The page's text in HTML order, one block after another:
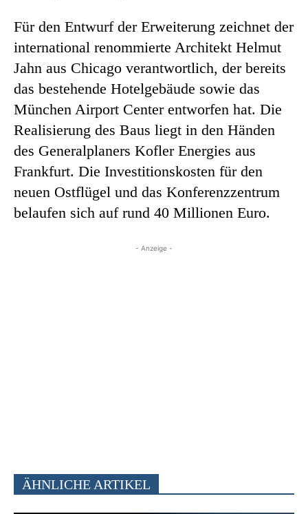
Für den Entwurf der Erweiterung zeichnet der
international renommierte Architekt Helmut
Jahn aus Chicago verantwortlich, der bereits
das bestehende Hotelgebäude sowie das
München Airport Center entworfen hat. Die
Realisierung des Baus liegt in den Händen
des Generalplaners Kofler Energies aus
Frankfurt. Die Investitionskosten für den
neuen Ostflügel und das Konferenzzentrum
belaufen sich auf rund 40 Millionen Euro.
- Anzeige -
ÄHNLICHE ARTIKEL